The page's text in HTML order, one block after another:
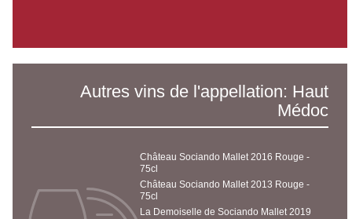
Autres vins de l'appellation: Haut
Médoc
Château Sociando Mallet 2016 Rouge -
75cl
Château Sociando Mallet 2013 Rouge -
75cl
La Demoiselle de Sociando Mallet 2019